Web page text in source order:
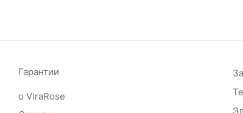
Гарантии
о ViraRose